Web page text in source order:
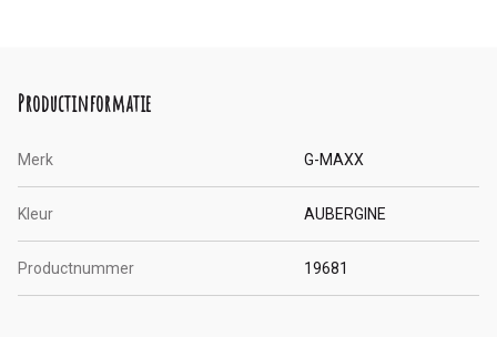
Productinformatie
Merk G-MAXX
Kleur AUBERGINE
Productnummer 19681